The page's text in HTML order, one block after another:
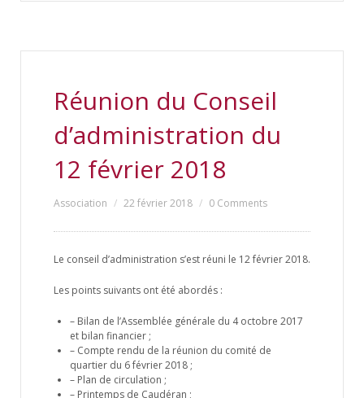
Réunion du Conseil
d’administration du
12 février 2018
Association 22 février 2018 0 Comments
Le conseil d’administration s’est réuni le 12 février 2018.
Les points suivants ont été abordés :
– Bilan de l’Assemblée générale du 4 octobre 2017
et bilan financier ;
– Compte rendu de la réunion du comité de
quartier du 6 février 2018 ;
– Plan de circulation ;
– Printemps de Caudéran ;